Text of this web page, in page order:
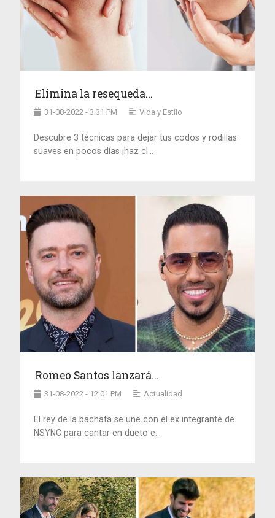
Elimina la resequeda...
31-08-2022 - 3:31 PM Vida y Estilo
Descubre 3 técnicas para dejar tus codos y rodillas
suaves en pocos días ¡haz cl...
Romeo Santos lanzará...
31-08-2022 - 12:01 PM Actualidad
El rey de la bachata se une con el ex integrante de
NSYNC para cantar en dueto e...